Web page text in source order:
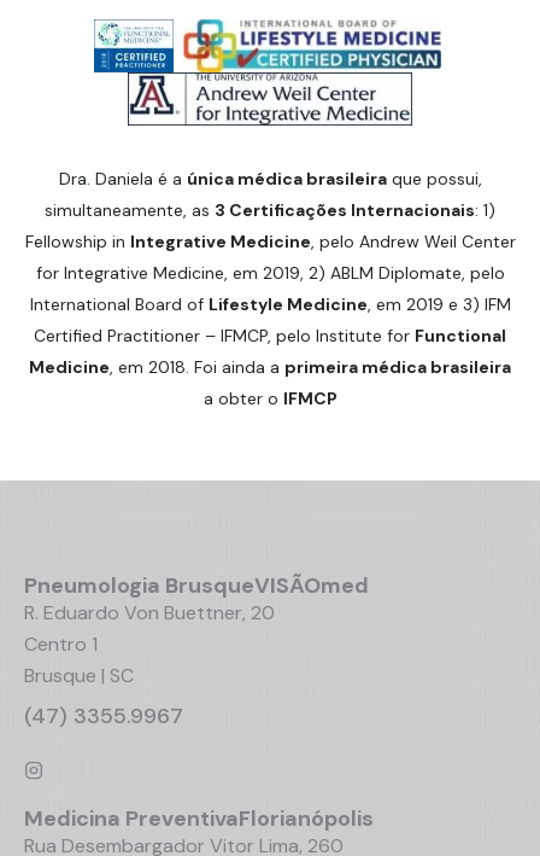
Dra. Daniela é a única médica brasileiraque possui,
simultaneamente, as 3 Certificações Internacionais: 1)
Fellowship in Integrative Medicine, pelo Andrew Weil Center
for Integrative Medicine, em 2019, 2) ABLM Diplomate, pelo
International Board of Lifestyle Medicine, em 2019 e 3) IFM
Certified Practitioner – IFMCP, pelo Institute for Functional
Medicine, em 2018. Foi ainda a primeira médica brasileira
a obter o IFMCP
Pneumologia BrusqueVISÃOmed
R. Eduardo Von Buettner, 20
Centro 1
Brusque | SC
(47) 3355.9967
Medicina PreventivaFlorianópolis
Rua Desembargador Vitor Lima, 260